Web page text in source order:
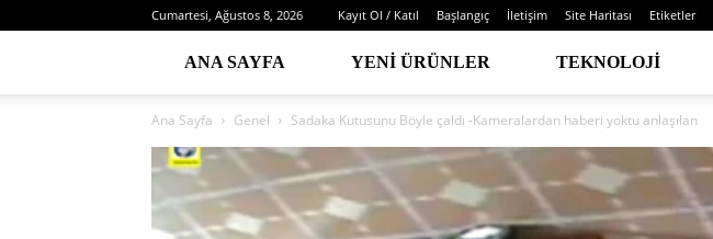
Cumartesi, Ağustos 8, 2026 Kayıt Ol / Katıl Başlangıç İletişim Site Haritası Etiketler
ANA SAYFA YENI ÜRÜNLER TEKNOLOJI
Ana Sayfa Genel Sadaka Kutusunu Böyle çaldı -Kameralardan haberi yoktu anlaşılan